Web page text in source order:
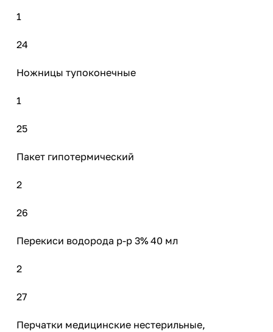
1
24
Ножницы тупоконечные
1
25
Пакет гипотермический
2
26
Перекиси водорода р-р 3% 40 мл
2
27
Перчатки медицинские нестерильные,